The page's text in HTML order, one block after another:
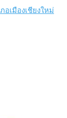
เมืองเชียงใหม่